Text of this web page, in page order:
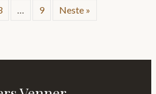
… 9 Neste »